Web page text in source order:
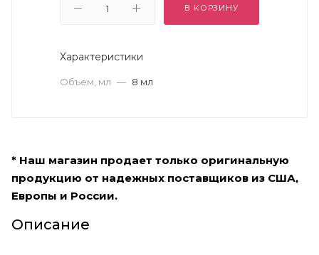
В КОРЗИНУ
Характеристики
Объем, мл — 8 мл
* Наш магазин продает только оригинальную
продукцию от надежных поставщиков из США,
Европы и России.
Описание